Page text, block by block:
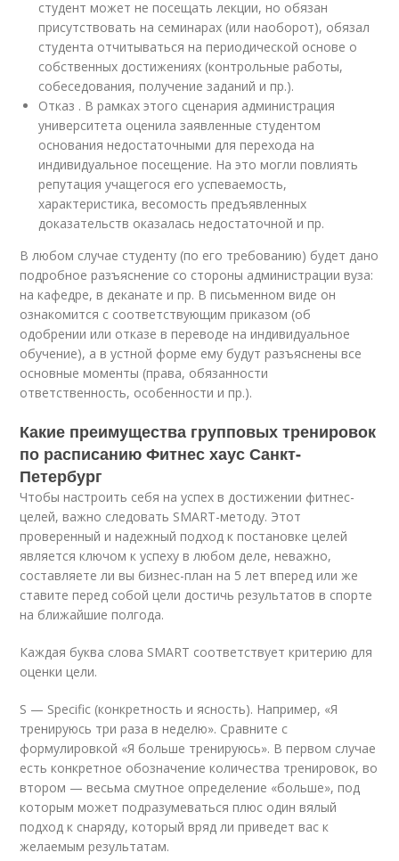
студент может не посещать лекции, но обязан
присутствовать на семинарах (или наоборот), обязал
студента отчитываться на периодической основе о
собственных достижениях (контрольные работы,
собеседования, получение заданий и пр.).
Отказ . В рамках этого сценария администрация
университета оценила заявленные студентом
основания недостаточными для перехода на
индивидуальное посещение. На это могли повлиять
репутация учащегося его успеваемость,
характеристика, весомость предъявленных
доказательств оказалась недостаточной и пр.
В любом случае студенту (по его требованию) будет дано
подробное разъяснение со стороны администрации вуза:
на кафедре, в деканате и пр. В письменном виде он
ознакомится с соответствующим приказом (об
одобрении или отказе в переводе на индивидуальное
обучение), а в устной форме ему будут разъяснены все
основные моменты (права, обязанности
ответственность, особенности и пр.).
Какие преимущества групповых тренировок
по расписанию Фитнес хаус Санкт-
Петербург
Чтобы настроить себя на успех в достижении фитнес-
целей, важно следовать SMART-методу. Этот
проверенный и надежный подход к постановке целей
является ключом к успеху в любом деле, неважно,
составляете ли вы бизнес-план на 5 лет вперед или же
ставите перед собой цели достичь результатов в спорте
на ближайшие полгода.
Каждая буква слова SMART соответствует критерию для
оценки цели.
S — Specific (конкретность и ясность). Например, «Я
тренируюсь три раза в неделю». Сравните с
формулировкой «Я больше тренируюсь». В первом случае
есть конкретное обозначение количества тренировок, во
втором — весьма смутное определение «больше», под
которым может подразумеваться плюс один вялый
подход к снаряду, который вряд ли приведет вас к
желаемым результатам.